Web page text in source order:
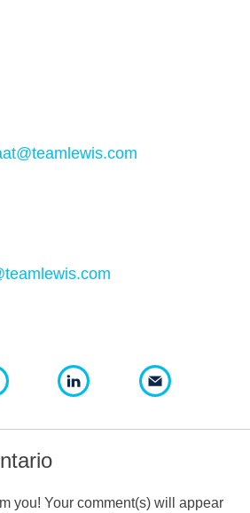
you! Your comment(s) will appear